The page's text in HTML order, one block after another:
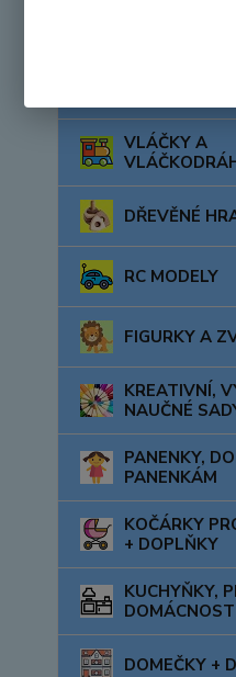
VLÁČKY A
DŘEVĚNÉ
RC MODELY
FIGURKY A
KREATIVNÍ,
NAUČNÉ
PANENKY,
PANENKÁM
KOČÁRKY
+ DOPLŇKY
KUCHYŇKY,
DOMÁCNOST
DOMEČKY +